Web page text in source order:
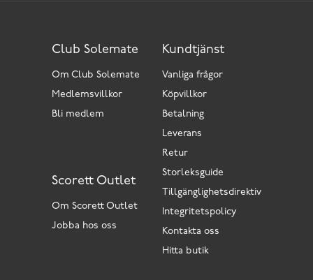
Kundtjänst
Vanliga frågor
Köpvillkor
Betalning
Leverans
Retur
Storleksguide
Tillgänglighetsdirektiv
Integritetspolicy
Kontakta oss
Hitta butik
Scorett Outlet
Om Scorett Outlet
Jobba hos oss
Club Solemate
Om Club Solemate
Medlemsvillkor
Bli medlem